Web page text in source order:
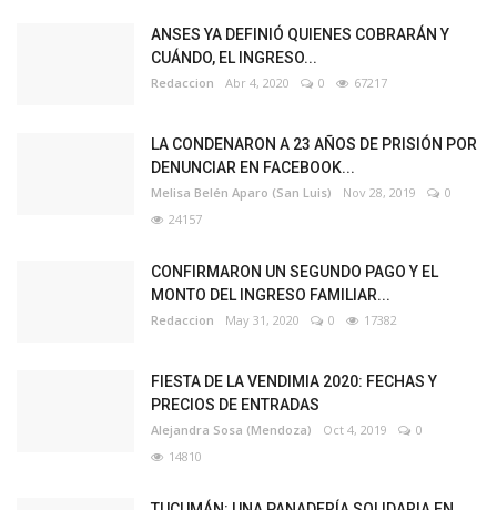
ANSES YA DEFINIÓ QUIENES COBRARÁN Y
CUÁNDO, EL INGRESO...
Redaccion Abr 4, 2020 0 67217
LA CONDENARON A 23 AÑOS DE PRISIÓN POR
DENUNCIAR EN FACEBOOK...
Melisa Belén Aparo (San Luis) Nov 28, 2019
0
24157
CONFIRMARON UN SEGUNDO PAGO Y EL
MONTO DEL INGRESO FAMILIAR...
Redaccion May 31, 2020 0 17382
FIESTA DE LA VENDIMIA 2020: FECHAS Y
PRECIOS DE ENTRADAS
Alejandra Sosa (Mendoza) Oct 4, 2019
0
14810